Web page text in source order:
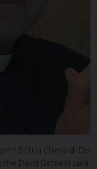
18.00 la Chiesa di Dio
David Girolami sarà